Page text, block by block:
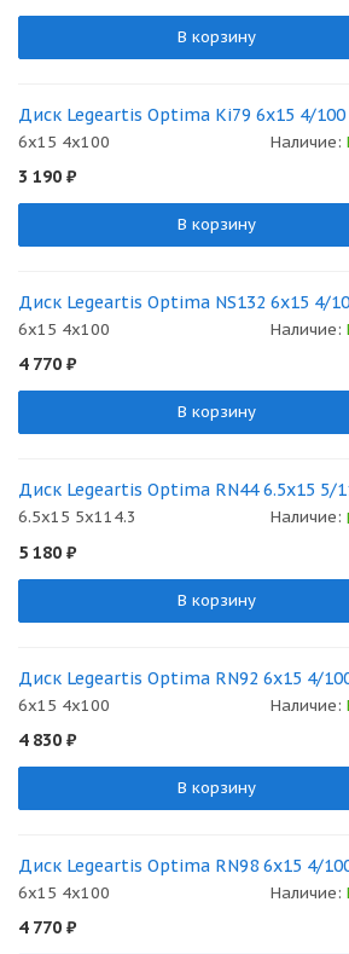
В корзину
Диск Legeartis Optima Ki79 6x15 4/100
6x15 4x100 Наличие:
3 190 ₽
В корзину
Диск Legeartis Optima NS132 6x15 4/
6x15 4x100 Наличие:
4 770 ₽
В корзину
Диск Legeartis Optima RN44 6.5x15 5/
6.5x15 5x114.3 Наличие:
5 180 ₽
В корзину
Диск Legeartis Optima RN92 6x15 4/
6x15 4x100 Наличие:
4 830 ₽
В корзину
Диск Legeartis Optima RN98 6x15 4/
6x15 4x100 Наличие:
4 770 ₽